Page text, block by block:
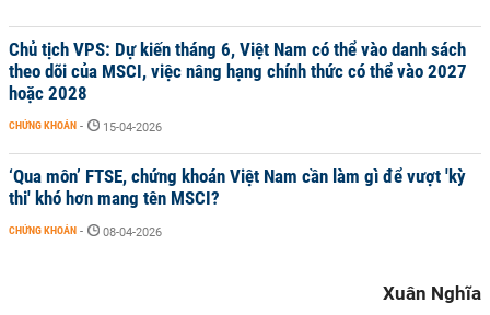
Chủ tịch VPS: Dự kiến tháng 6, Việt Nam có thể vào danh sách
theo dõi của MSCI, việc nâng hạng chính thức có thể vào 2027
hoặc 2028
CHỨNG KHOÁN - 15-04-2026
‘Qua môn’ FTSE, chứng khoán Việt Nam cần làm gì để vượt 'kỳ
thi' khó hơn mang tên MSCI?
CHỨNG KHOÁN - 08-04-2026
Xuân Nghĩa